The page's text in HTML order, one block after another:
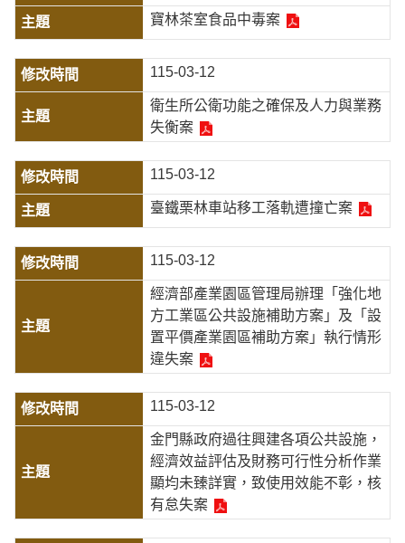
寶林茶室食品中毒案
115-03-12
衛生所公衛功能之確保及人力與業務
失衡案
115-03-12
臺鐵栗林車站移工落軌遭撞亡案
115-03-12
經濟部產業園區管理局辦理「強化地
方工業區公共設施補助方案」及「設
置平價產業園區補助方案」執行情形
違失案
115-03-12
金門縣政府過往興建各項公共設施，
經濟效益評估及財務可行性分析作業
顯均未臻詳實，致使用效能不彰，核
有怠失案